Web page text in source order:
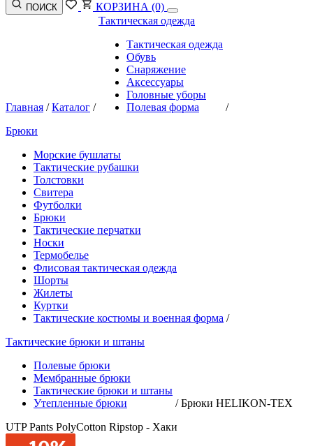
ПОИСК КОРЗИНА (0)
Главная /Каталог /
Тактическая одежда
Тактическая одежда
Обувь
Снаряжение
Аксессуары
Головные уборы
Полевая форма
/
Брюки
Морские бушлаты
Тактические рубашки
Толстовки
Свитера
Футболки
Брюки
Тактические перчатки
Носки
Термобелье
Флисовая тактическая одежда
Шорты
Жилеты
Куртки
Тактические костюмы и военная форма /
Тактические брюки и штаны
Полевые брюки
Мембранные брюки
Тактические брюки и штаны
Утепленные брюки
/Брюки HELIKON-TEX
UTP Pants PolyCotton Ripstop - Хаки